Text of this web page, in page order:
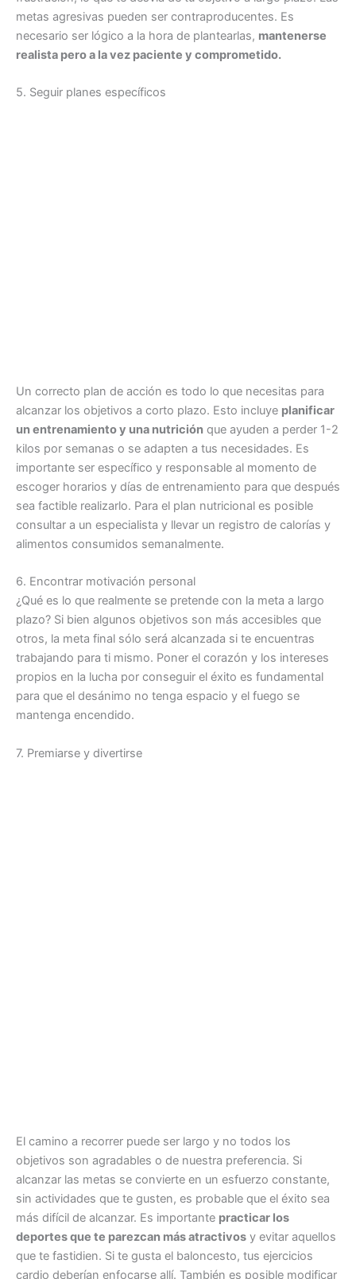
metas agresivas pueden ser contraproducentes. Es
necesario ser lógico a la hora de plantearlas, mantenerse
realista pero a la vez paciente y comprometido.
5. Seguir planes específicos
Un correcto plan de acción es todo lo que necesitas para
alcanzar los objetivos a corto plazo. Esto incluye planificar
un entrenamiento y una nutrición que ayuden a perder 1-2
kilos por semanas o se adapten a tus necesidades. Es
importante ser específico y responsable al momento de
escoger horarios y días de entrenamiento para que después
sea factible realizarlo. Para el plan nutricional es posible
consultar a un especialista y llevar un registro de calorías y
alimentos consumidos semanalmente.
6. Encontrar motivación personal
¿Qué es lo que realmente se pretende con la meta a largo
plazo? Si bien algunos objetivos son más accesibles que
otros, la meta final sólo será alcanzada si te encuentras
trabajando para ti mismo. Poner el corazón y los intereses
propios en la lucha por conseguir el éxito es fundamental
para que el desánimo no tenga espacio y el fuego se
mantenga encendido.
7. Premiarse y divertirse
El camino a recorrer puede ser largo y no todos los
objetivos son agradables o de nuestra preferencia. Si
alcanzar las metas se convierte en un esfuerzo constante,
sin actividades que te gusten, es probable que el éxito sea
más difícil de alcanzar. Es importante practicar los
deportes que te parezcan más atractivos y evitar aquellos
que te fastidien. Si te gusta el baloncesto, tus ejercicios
cardio deberían enfocarse allí. También es posible modificar